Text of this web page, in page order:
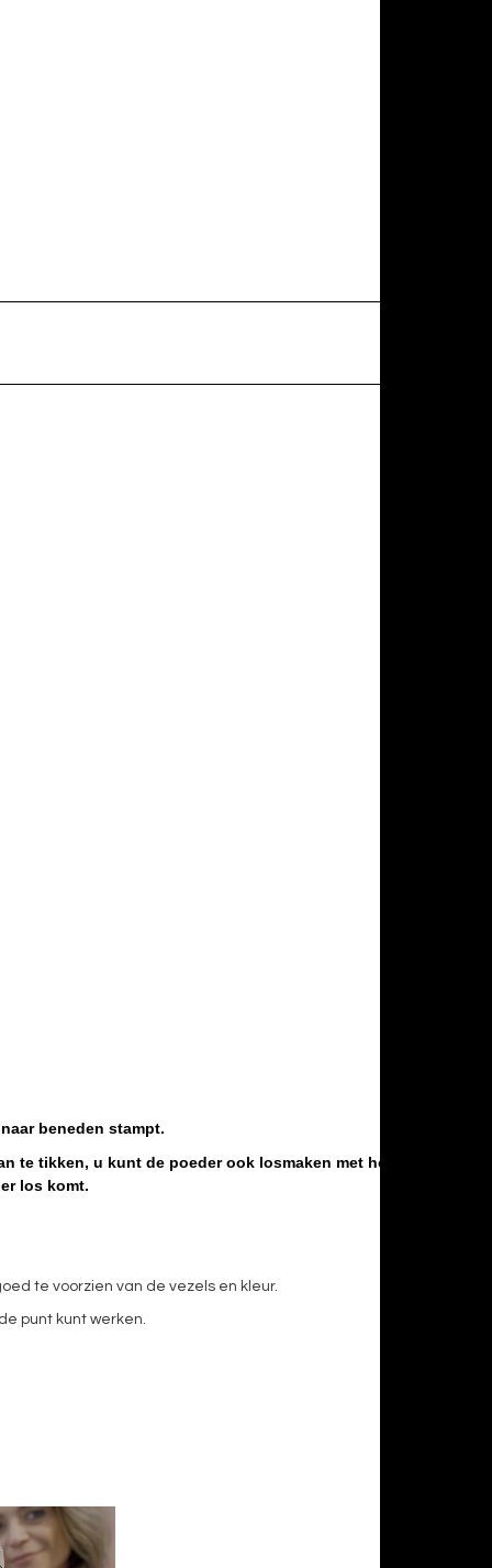
beneden stampt.
te tikken, u kunt de poeder ook losmaken met het
los komt.
te voorzien van de vezels en kleur.
punt kunt werken.